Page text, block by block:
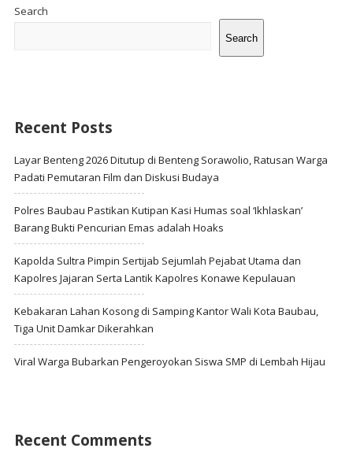
Search
Search
Recent Posts
Layar Benteng 2026 Ditutup di Benteng Sorawolio, Ratusan Warga
Padati Pemutaran Film dan Diskusi Budaya
Polres Baubau Pastikan Kutipan Kasi Humas soal ‘Ikhlaskan’
Barang Bukti Pencurian Emas adalah Hoaks
Kapolda Sultra Pimpin Sertijab Sejumlah Pejabat Utama dan
Kapolres Jajaran Serta Lantik Kapolres Konawe Kepulauan
Kebakaran Lahan Kosong di Samping Kantor Wali Kota Baubau,
Tiga Unit Damkar Dikerahkan
Viral Warga Bubarkan Pengeroyokan Siswa SMP di Lembah Hijau
Recent Comments